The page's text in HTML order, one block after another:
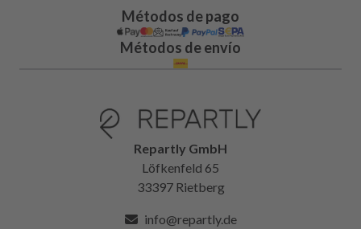
Métodos de pago
Métodos de envío
Repartly GmbH
Löfkenfeld 65
33397 Rietberg
info@repartly.de